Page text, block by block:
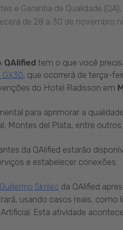
e Garantia de Qualidade
de 28 a 30 de novembro
QAlified tem o que você
, que ocorrerá de terça-
do Hotel Radisson em
para aprimorar a
Montes del Plata, entre outros.
da QAlified estarão
e estabelecer conexões.
Guillermo Skrilec da QAlified
usando casos reais,
Esta atividade